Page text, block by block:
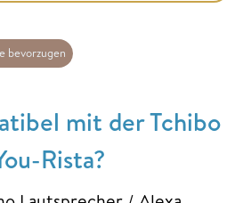
bevorzugen
mit der Tchibo
Rista?